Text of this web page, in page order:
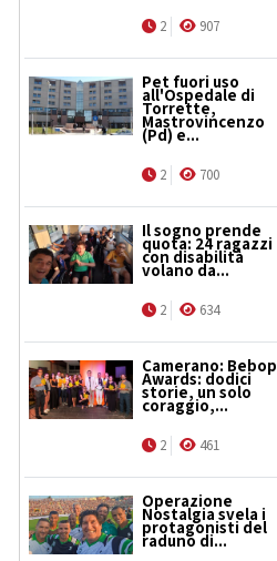
2 907
Pet fuori uso
all'Ospedale di
Torrette,
Mastrovincenzo
(Pd) e...
2 700
Il sogno prende
quota: 24 ragazzi
con disabilità
volano da...
2 634
Camerano: Bebop
Awards: dodici
storie, un solo
coraggio,...
2 461
Operazione
Nostalgia svela i
protagonisti del
raduno di...